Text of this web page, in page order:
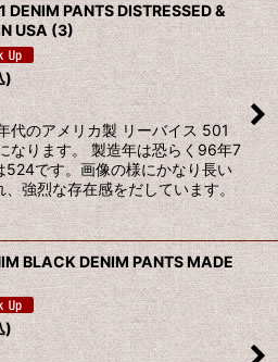
PANTS DISTRESSED &
USA (3)
)
代のアメリカ製 リーバイス 501
なります。 製造年は恐らく96年7
524です。画像の様にかなり長い
、強烈な存在感をだしています。
BLACK DENIM PANTS MADE
)